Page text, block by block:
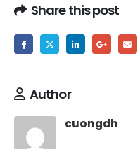
Share this post
Author
cuongdh